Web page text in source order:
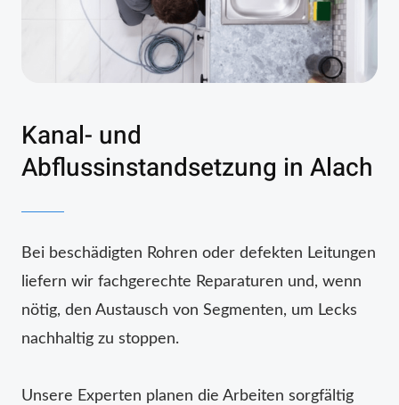
Kanal- und
Abflussinstandsetzung in Alach
Bei beschädigten Rohren oder defekten Leitungen
liefern wir fachgerechte Reparaturen und, wenn
nötig, den Austausch von Segmenten, um Lecks
nachhaltig zu stoppen.
Unsere Experten planen die Arbeiten sorgfältig